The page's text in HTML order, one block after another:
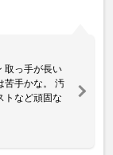
取っ手が長い
苦手かな。 汚
トなど頑固な